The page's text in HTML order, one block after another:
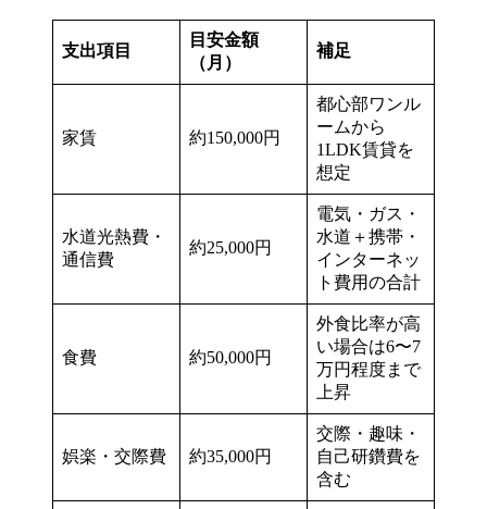
支出項目
目安金額
（月）
補足
家賃 約150,000円
都心部ワンル
ームから
1LDK賃貸を
想定
水道光熱費・
通信費
約25,000円
電気・ガス・
水道＋携帯・
インターネッ
ト費用の合計
食費 約50,000円
外食比率が高
い場合は6〜7
万円程度まで
上昇
娯楽・交際費 約35,000円
交際・趣味・
自己研鑽費を
含む